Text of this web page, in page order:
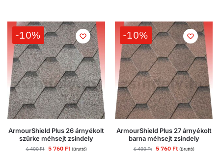
-10%
ArmourShield Plus 26 árnyékolt
szürke méhsejt zsindely
6 400Ft 5 760 Ft (Bruttó)
-10%
ArmourShield Plus 27 árnyékolt
barna méhsejt zsindely
6 400Ft 5 760 Ft (Bruttó)